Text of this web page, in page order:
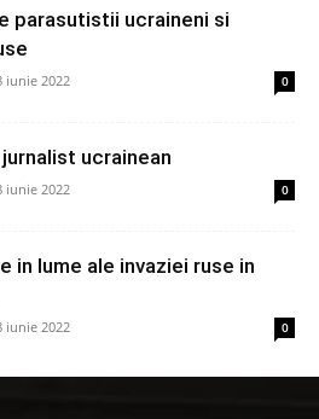
parasutistii ucraineni si
iunie 2022 0
ucrainean
iunie 2022 0
in lume ale invaziei ruse in
iunie 2022 0